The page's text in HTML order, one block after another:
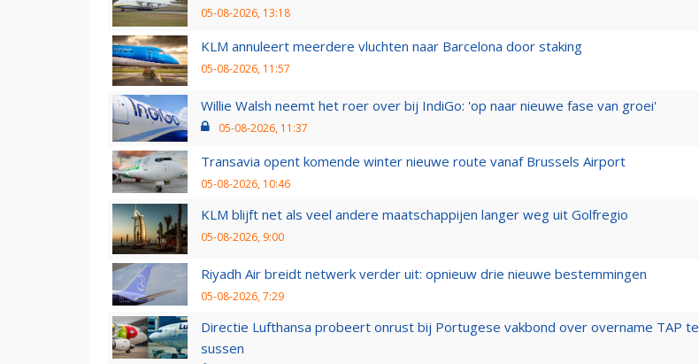
05-08-2026, 13:18
KLM annuleert meerdere vluchten naar Barcelona door staking
05-08-2026, 11:57
Willie Walsh neemt het roer over bij IndiGo: 'op naar nieuwe fase van groei'
05-08-2026, 11:37
Transavia opent komende winter nieuwe route vanaf Brussels Airport
05-08-2026, 10:46
KLM blijft net als veel andere maatschappijen langer weg uit Golfregio
05-08-2026, 9:00
Riyadh Air breidt netwerk verder uit: opnieuw drie nieuwe bestemmingen
05-08-2026, 7:29
Directie Lufthansa probeert onrust bij Portugese vakbond over overname TAP te
sussen